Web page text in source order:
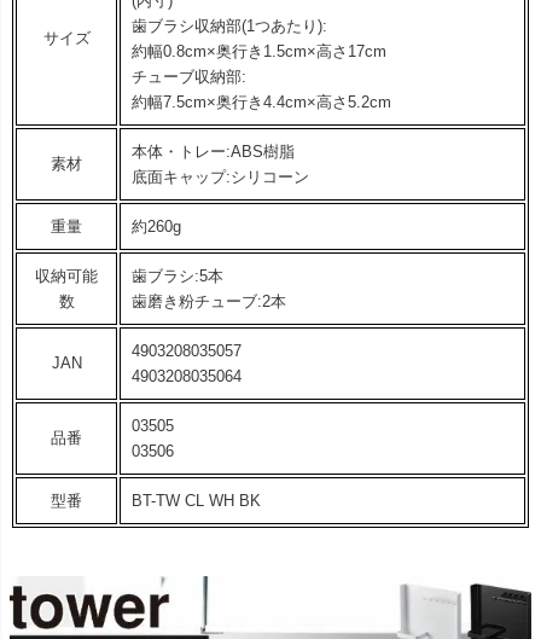
サイズ
歯ブラシ収納部(1つあたり):
約幅0.8cm×奥行き1.5cm×高さ17cm
チューブ収納部:
約幅7.5cm×奥行き4.4cm×高さ5.2cm
素材
本体・トレー:ABS樹脂
底面キャップ:シリコーン
重量 約260g
収納可能
数
歯ブラシ:5本
歯磨き粉チューブ:2本
JAN
4903208035057
4903208035064
品番
03505
03506
型番 BT-TW CL WH BK